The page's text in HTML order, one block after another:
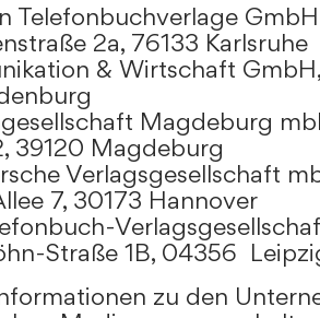
Telefonbuchverlage GmbH
2a, 76133 Karlsruhe
& Wirtschaft
Magdeburg
39120 Magdeburg
Verlagsgesellschaft
7, 30173 Hannover
Straße 1B, 04356
zu den